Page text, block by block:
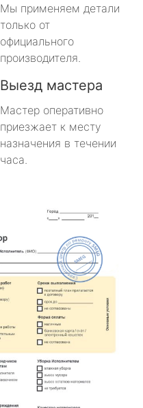
Мы применяем детали
только от
официального
производителя.
Выезд мастера
Мастер оперативно
приезжает к месту
назначения в течении
часа.